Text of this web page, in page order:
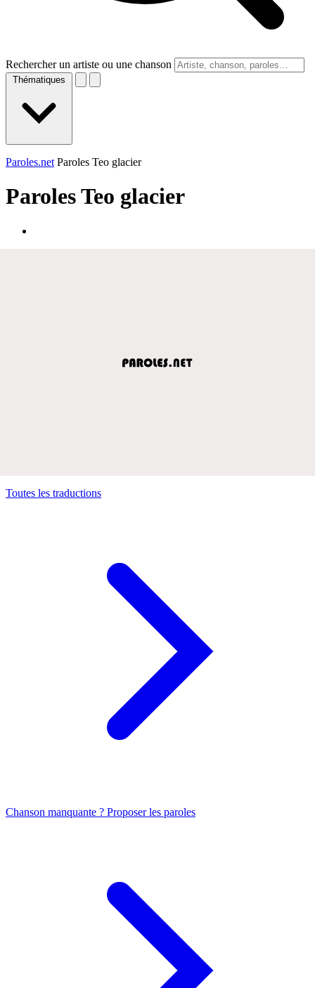
Rechercher un artiste ou une chanson
Thématiques
Paroles.net Paroles Teo glacier
ParolesTeo glacier
Toutes les traductions
Chanson manquante ? Proposer les paroles